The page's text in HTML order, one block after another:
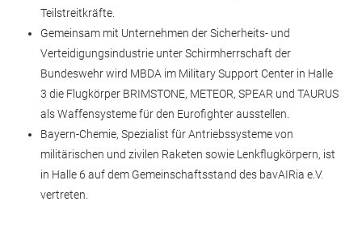
Teilstreitkräfte.
Gemeinsam mit Unternehmen der Sicherheits- und
Verteidigungsindustrie unter Schirmherrschaft der
Bundeswehr wird MBDA im Military Support Center in Halle
3 die Flugkörper BRIMSTONE, METEOR, SPEAR und TAURUS
als Waffensysteme für den Eurofighter ausstellen.
Bayern-Chemie, Spezialist für Antriebssysteme von
militärischen und zivilen Raketen sowie Lenkflugkörpern, ist
in Halle 6 auf dem Gemeinschaftsstand des bavAIRia e.V.
vertreten.